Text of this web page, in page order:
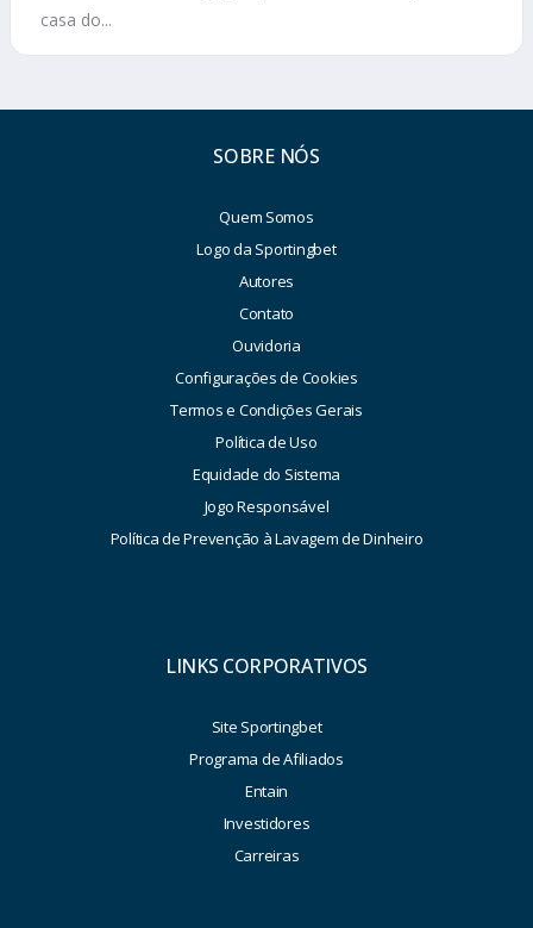
casa do...
SOBRE NÓS
Quem Somos
Logo da Sportingbet
Autores
Contato
Ouvidoria
Configurações de Cookies
Termos e Condições Gerais
Política de Uso
Equidade do Sistema
Jogo Responsável
Política de Prevenção à Lavagem de Dinheiro
LINKS CORPORATIVOS
Site Sportingbet
Programa de Afiliados
Entain
Investidores
Carreiras